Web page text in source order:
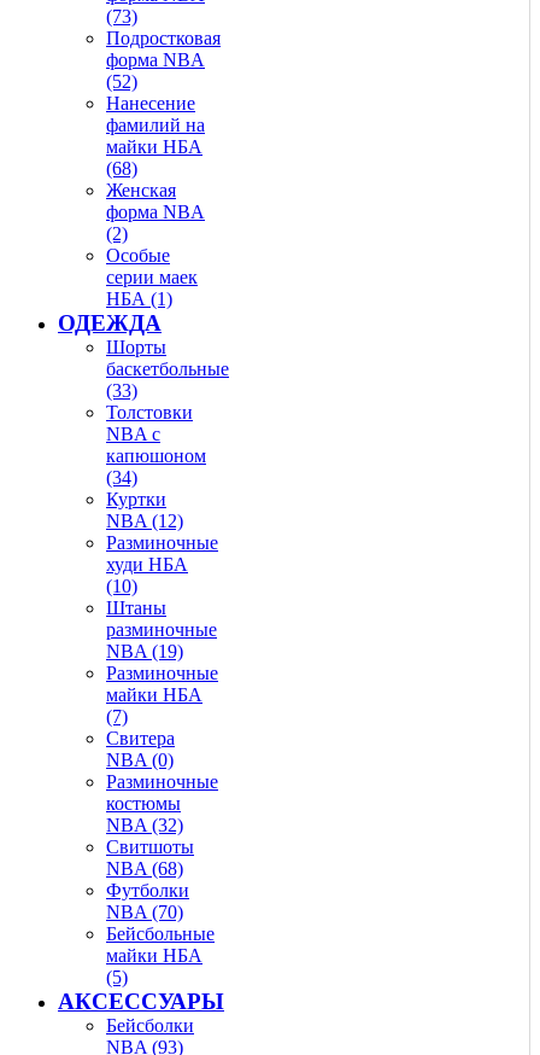
(73)
Подростковая
форма NBA
(52)
Нанесение
фамилий на
майки НБА
(68)
Женская
форма NBA
(2)
Особые
серии маек
НБА (1)
ОДЕЖДА
Шорты
баскетбольные
(33)
Толстовки
NBA с
капюшоном
(34)
Куртки
NBA (12)
Разминочные
худи НБА
(10)
Штаны
разминочные
NBA (19)
Разминочные
майки НБА
(7)
Свитера
NBA (0)
Разминочные
костюмы
NBA (32)
Свитшоты
NBA (68)
Футболки
NBA (70)
Бейсбольные
майки НБА
(5)
АКСЕССУАРЫ
Бейсболки
NBA (93)